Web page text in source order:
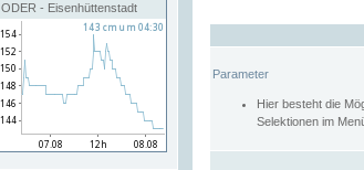
ODER - Eisenhüttenstadt
Parameter
Hier besteht die
Selektionen im